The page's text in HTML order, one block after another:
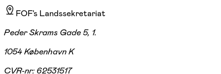
FOF's Landssekretariat
Peder Skrams Gade 5, 1.
1054 København K
CVR-nr: 62531517